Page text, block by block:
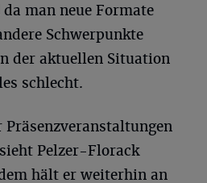
man neue Formate
Schwerpunkte
der aktuellen Situation
schlecht.
Präsenzveranstaltungen
Pelzer-Florack
hält er weiterhin an